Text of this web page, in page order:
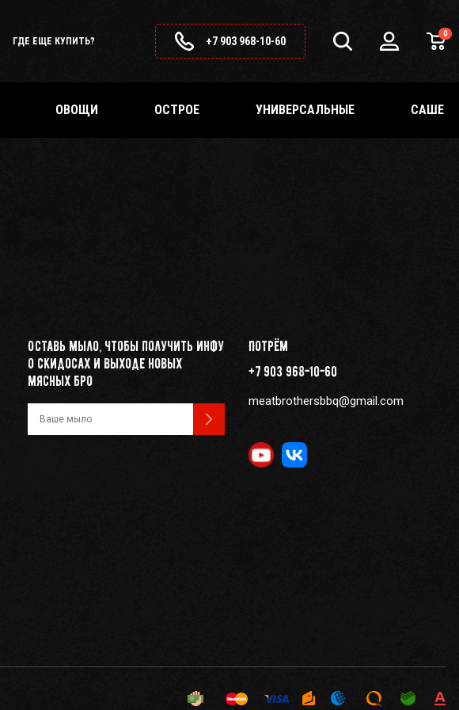
ГДЕ ЕЩЕ КУПИТЬ? +7 903 968-10-60
0
ОВОЩИ ОСТРОЕ УНИВЕРСАЛЬНЫЕ САШЕ
Оставь мыло, чтобы получить инфу
о скидосах и выходе новых
мясных бро
Потрём
+7 903 968-10-60
meatbrothersbbq@gmail.com